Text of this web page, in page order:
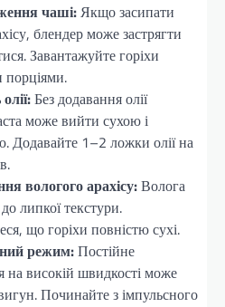
чаші:Якщо засипати
блендер може застрягти
Завантажуйте горіхи
Без додавання олії
може вийти сухою і
Додавайте 1–2 ложки олії на
вологого арахісу:Волога
липкої текстури.
що горіхи повністю сухі.
режим:Постійне
на високій швидкості може
Починайте з імпульсного